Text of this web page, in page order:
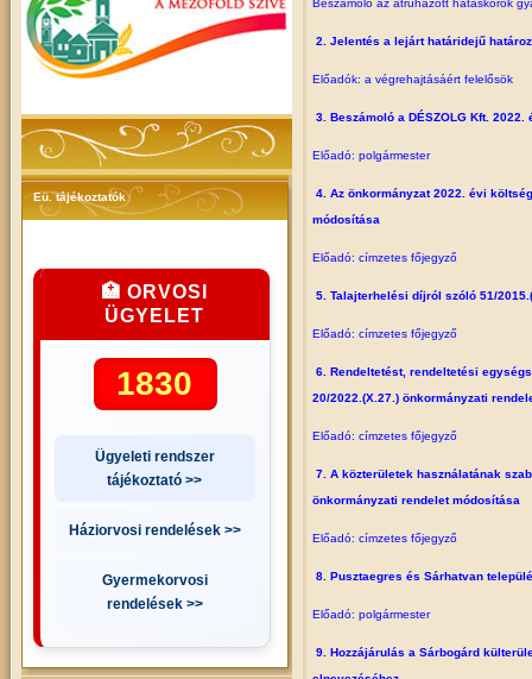
Eü. tájékoztatók
🏥 ORVOSI
ÜGYELET
1830
Ügyeleti rendszer
tájékoztató >>
Háziorvosi rendelések >>
Gyermekorvosi
rendelések >>
Beszámoló az átruházott hatáskörök
2. Jelentés a lejárt határidejű
Előadók: a végrehajtásáért felelősök
3. Beszámoló a DÉSZOLG Kft.
Előadó: polgármester
4. Az önkormányzat 2022. évi
módosítása
Előadó: címzetes főjegyző
5. Talajterhelési díjról szóló 51/
Előadó: címzetes főjegyző
6. Rendeltetést, rendeltetési
20/2022.(X.27.) önkormányzati
Előadó: címzetes főjegyző
7. A közterületek használatának
önkormányzati rendelet módosítása
Előadó: címzetes főjegyző
8. Pusztaegres és Sárhatvan
Előadó: polgármester
9. Hozzájárulás a Sárbogárd